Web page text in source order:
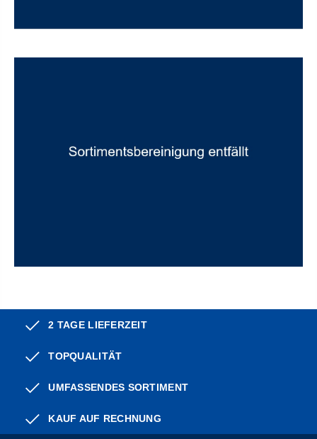
2 TAGE LIEFERZEIT
TOPQUALITÄT
UMFASSENDES SORTIMENT
KAUF AUF RECHNUNG